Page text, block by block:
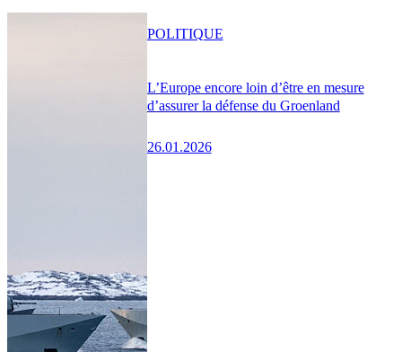
L’Europe encore loin d’être en mesure
d’assurer la défense du Groenland
26.01.2026
POLITIQUE